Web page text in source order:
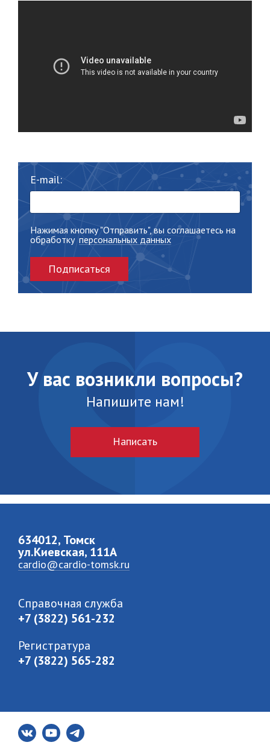
E-mail:
Нажимая кнопку "Отправить", вы соглашаетесь на
обработку персональных данных
Подписаться
У вас возникли вопросы?
Напишите нам!
Написать
634012, Томск
ул.Киевская, 111A
cardio@cardio-tomsk.ru
Справочная служба
+7 (3822) 561-232
Регистратура
+7 (3822) 565-282